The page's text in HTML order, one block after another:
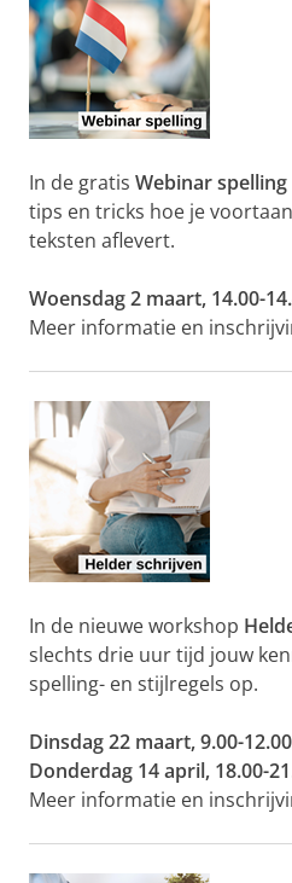
In de gratis Webinar spelling
tips en tricks hoe je
teksten aflevert.
Woensdag 2 maart, 14.00-
Meer informatie en
In de nieuwe workshop
slechts drie uur tijd jouw
spelling- en stijlregels op.
Dinsdag 22 maart, 9.00-12.00
Donderdag 14 april, 18.00-
Meer informatie en